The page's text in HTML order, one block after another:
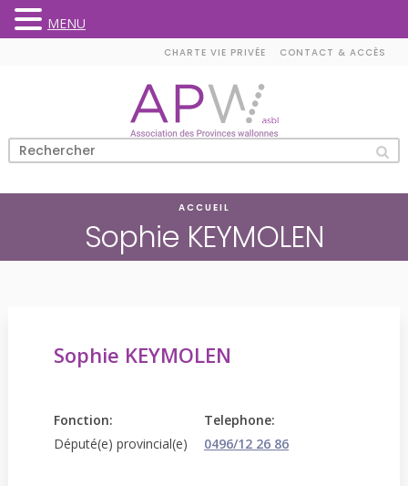
CHARTE VIE PRIVÉE CONTACT & ACCÈS
ACCUEIL
Sophie KEYMOLEN
Sophie KEYMOLEN
Fonction:
Député(e) provincial(e)
Telephone:
0496/12 26 86
MENU